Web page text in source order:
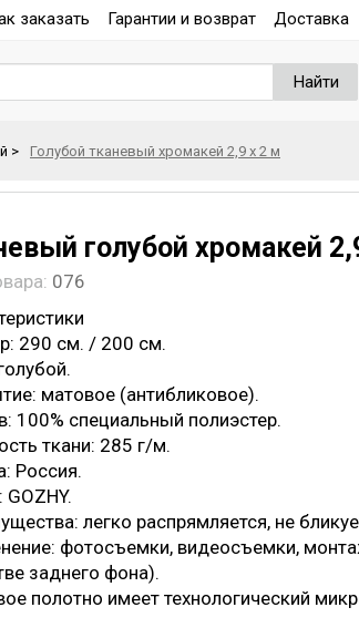
заказать Гарантии и возврат Доставка
Найти
> Голубой тканевый хромакей 2,9 х 2 м
голубой хромакей
076
290 см. / 200 см.
матовое (антибликовое).
100% специальный полиэстер.
ткани: 285 г/м.
Россия.
легко распрямляется, не
фотосъемки, видеосъемки,
заднего фона).
полотно имеет технологический